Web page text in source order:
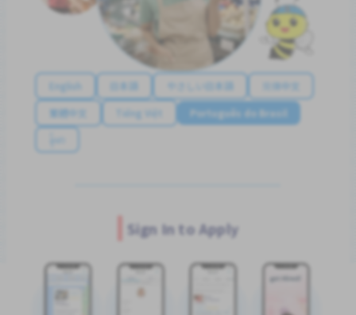
English 日本語 やさしい日本語
简体中文
繁體中文
Tiếng Việt
Português do Brasil
န်မာ
Sign In to Apply